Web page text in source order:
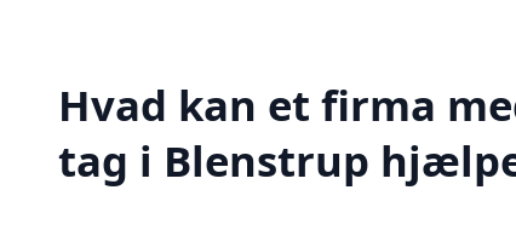
Hvad kan et firma
tag i Blenstrup